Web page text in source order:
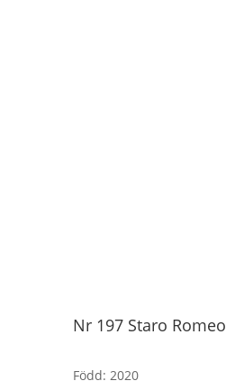
Nr 197 Staro Romeo
Född: 2020